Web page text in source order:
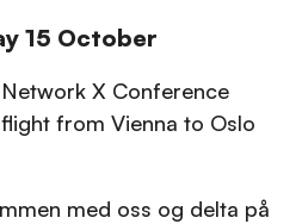
15 October
X Conference
from Vienna to Oslo
med oss og delta på